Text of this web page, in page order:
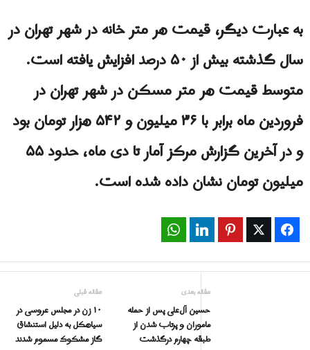
به عبارت دیگر، قیمت هر متر خانه در شهر تهران در
سال گذشته بیش از ۵۰ درصد افزایش یافته است.
متوسط قیمت هر متر مسکن در شهر تهران در
فروردین ماه برابر با ۳۶ میلیون و ۵۴۲ هزار تومان بود
و در آخرین گزارش مرکز آمار تا دی ماه، حدود ۵۵
میلیون تومان نشان داده شده است.
Facebook
Twitter
Pinterest
LinkedIn
مقاله قبلی
۱۰ زن در مجلس عروسی در
سیاهکل به دلیل استنشاق
گاز مشکوک مسموم شدند
مقاله بعدی
حسین آل‌علی پس از حمله
ماموران و پرتاب شدن از
طبقه چهارم درگذشت